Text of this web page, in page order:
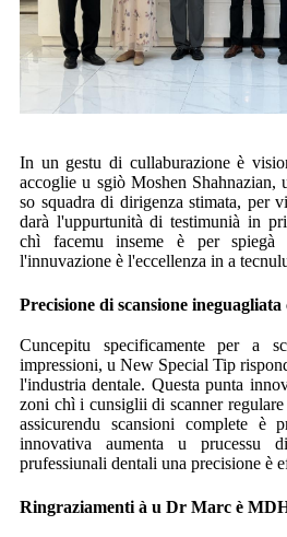
In un gestu di cullaburazione è
accoglie u sgiò Moshen
so squadra di dirigenza stimata, per
darà l'uppurtunità di testimunià in
chì facemu inseme è per spiegà
l'innuvazione è l'eccellenza in a
Precisione di scansione
Cuncepitu specificamente per a
impressioni, u New Special Tip
l'industria dentale. Questa punta
zoni chì i cunsiglii di scanner
assicurendu scansioni complete è
innovativa aumenta u prucessu
prufessiunali dentali una precisione è
Ringraziamenti à u Dr Marc è